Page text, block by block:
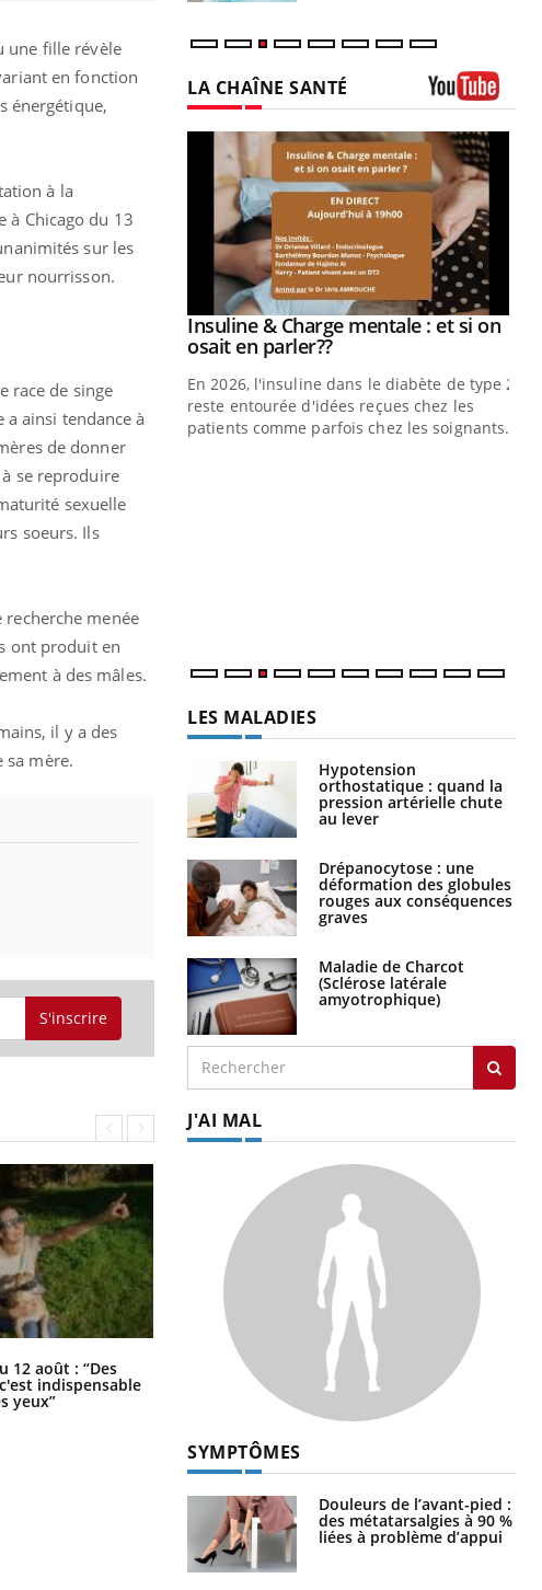
une fille révèle
en fonction
énergétique,
à la
à Chicago du 13
sur les
nourrisson.
race de singe
ainsi tendance à
de donner
se reproduire
sexuelle
soeurs. Ils
menée
ont produit en
à des mâles.
il y a des
sa mère.
S'inscrire
12 août : “Des
indispensable
yeux”
Les troubles du sommeil modifient
votre cerveau !
LA CHAÎNE SANTÉ
pour
mental ou
symptômes de la
ce qui la rend
Youtube
Insuline & Charge mentale : et si on
osait en parler??Youtube
En 2026, l'insuline dans le diabète de type 2
reste entourée d'idées reçues chez les
patients comme parfois chez les soignants.
LES MALADIES
Hypotension
orthostatique : quand la
pression artérielle chute
au lever
Drépanocytose : une
déformation des globules
rouges aux conséquences
graves
Maladie de Charcot
(Sclérose latérale
amyotrophique)
J'AI MAL
SYMPTÔMES
Douleurs de l’avant-pied :
des métatarsalgies à 90 %
liées à problème d’appui